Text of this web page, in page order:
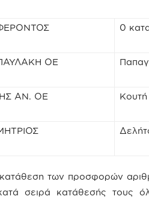
0
ΟΕ
ΑΝ. ΟΕ
κατάθεση των προσφορών
σειρά κατάθεσής τους